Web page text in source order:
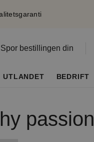
Spor bestillingen din
UTLANDET BEDRIFT
passion